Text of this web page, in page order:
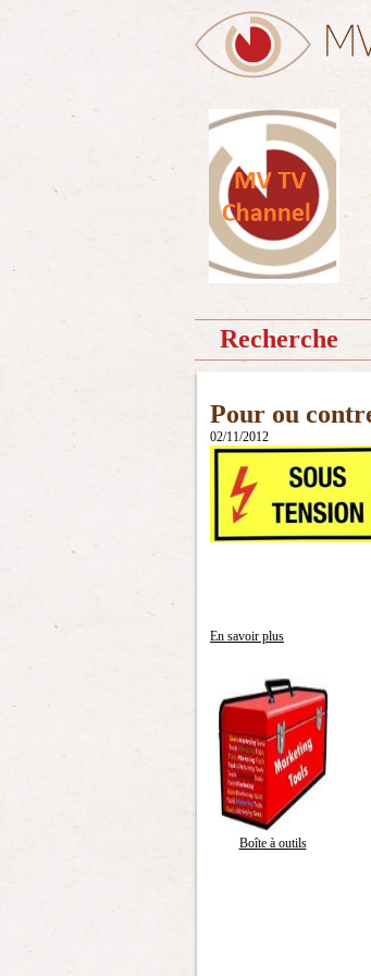
Recherche
Pour ou
02/11/2012
En savoir plus
Boîte à outils